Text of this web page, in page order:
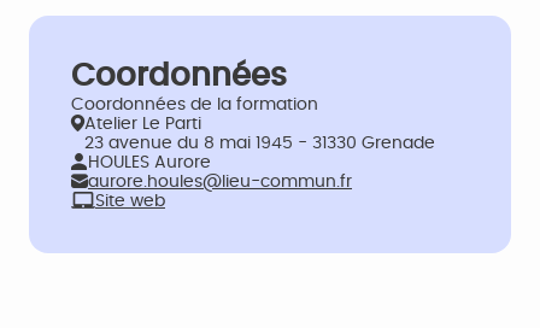
Coordonnées
Coordonnées de la formation
Atelier Le Parti
23 avenue du 8 mai 1945 - 31330 Grenade
HOULES Aurore
aurore.houles@lieu-commun.fr
Site web